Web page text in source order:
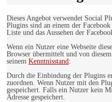
Dieses Angebot verwendet Social
Plugins sind an einem der
Liste und das Aussehen der
Wenn ein Nutzer eine Webseite
Browser übermittelt und von
seinem Kenntnisstand:
Durch die Einbindung der Plugins
zuordnen. Wenn Nutzer mit den
gespeichert. Falls ein Nutzer kein
Adresse gespeichert.